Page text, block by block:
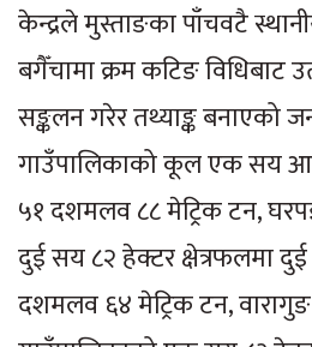
केन्द्रले मुस्ताङका पाँचवटै
बगैँचामा क्रम कटिङ विधिबाट
सङ्कलन गरेर तथ्याङ्क बनाएको
गाउँपालिकाको कूल एक सय
५१ दशमलव ८८ मेट्रिक टन,
दुई सय ८२ हेक्टर क्षेत्रफलमा
दशमलव ६४ मेट्रिक टन, वारागुङ